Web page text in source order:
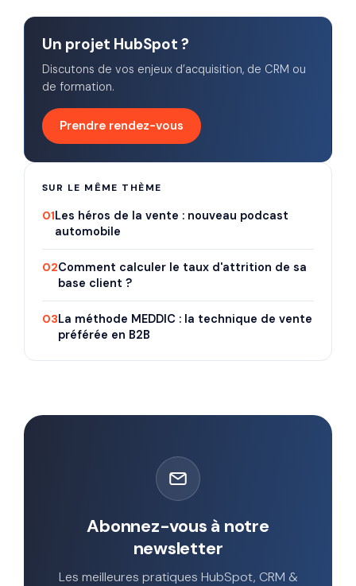
Un projet HubSpot ?
Discutons de vos enjeux d’acquisition, de CRM ou
de formation.
Prendre rendez-vous
SUR LE MÊME THÈME
01Les héros de la vente : nouveau podcast
automobile
02Comment calculer le taux d'attrition de sa
base client ?
03La méthode MEDDIC : la technique de vente
préférée en B2B
Abonnez-vous à notre
newsletter
Les meilleures pratiques HubSpot, CRM &